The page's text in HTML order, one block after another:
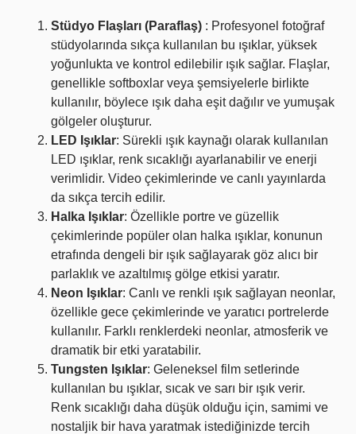
Stüdyo Flaşları (Paraflaş) : Profesyonel fotoğraf
stüdyolarında sıkça kullanılan bu ışıklar, yüksek
yoğunlukta ve kontrol edilebilir ışık sağlar. Flaşlar,
genellikle softboxlar veya şemsiyelerle birlikte
kullanılır, böylece ışık daha eşit dağılır ve yumuşak
gölgeler oluşturur.
LED Işıklar: Sürekli ışık kaynağı olarak kullanılan
LED ışıklar, renk sıcaklığı ayarlanabilir ve enerji
verimlidir. Video çekimlerinde ve canlı yayınlarda
da sıkça tercih edilir.
Halka Işıklar: Özellikle portre ve güzellik
çekimlerinde popüler olan halka ışıklar, konunun
etrafında dengeli bir ışık sağlayarak göz alıcı bir
parlaklık ve azaltılmış gölge etkisi yaratır.
Neon Işıklar: Canlı ve renkli ışık sağlayan neonlar,
özellikle gece çekimlerinde ve yaratıcı portrelerde
kullanılır. Farklı renklerdeki neonlar, atmosferik ve
dramatik bir etki yaratabilir.
Tungsten Işıklar: Geleneksel film setlerinde
kullanılan bu ışıklar, sıcak ve sarı bir ışık verir.
Renk sıcaklığı daha düşük olduğu için, samimi ve
nostaljik bir hava yaratmak istediğinizde tercih